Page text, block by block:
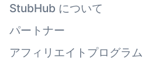
StubHub について
パートナー
アフィリエイトプログラム